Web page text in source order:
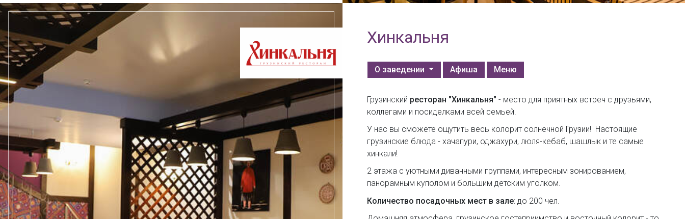
Хинкальня
О заведении Афиша Меню
Грузинский ресторан "Хинкальня" - место для приятных встреч с друзьями,
коллегами и посиделками всей семьей.
У нас вы сможете ощутить весь колорит солнечной Грузии! Настоящие
грузинские блюда - хачапури, оджахури, люля-кебаб, шашлык и те самые
хинкали!
2 этажа с уютными диванными группами, интересным зонированием,
панорамным куполом и большим детским уголком.
Количество посадочных мест в зале: до 200 чел.